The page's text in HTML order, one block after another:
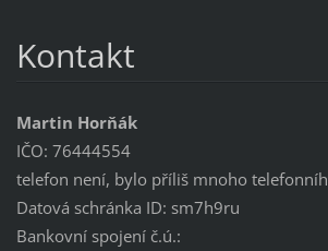
Kontakt
Martin Horňák
IČO: 76444554
telefon není, bylo příliš mnoho
Datová schránka ID: sm7h9ru
Bankovní spojení č.ú.: